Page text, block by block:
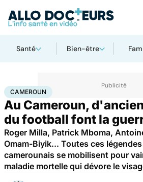
Santé Bien-être
AccueilSanté Maladies Cameroun
CAMEROUN
Au Cameroun,
du football font la
Roger Milla, Patrick Mboma,
Omam-Biyik... Toutes ces
camerounais se mobilisent pour
maladie mortelle qui dévore le